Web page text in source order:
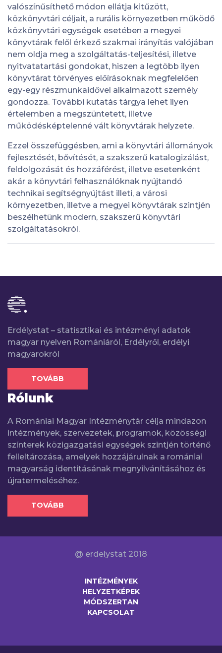
valószínűsíthető módon ellátja kitűzött,
közkönyvtári céljait, a rurális környezetben működő
közkönyvtári egységek esetében a megyei
könyvtárak felől érkező szakmai irányítás valójában
nem oldja meg a szolgáltatás-teljesítési, illetve
nyitvatatartási gondokat, hiszen a legtöbb ilyen
könyvtárat törvényes előírásoknak megfelelően
egy-egy részmunkaidővel alkalmazott személy
gondozza. További kutatás tárgya lehet ilyen
értelemben a megszüntetett, illetve
működésképtelenné vált könyvtárak helyzete.
Ezzel összefüggésben, ami a könyvtári állományok
fejlesztését, bővítését, a szakszerű katalogizálást,
feldolgozását és hozzáférést, illetve esetenként
akár a könyvtári felhasználóknak nyújtandó
technikai segítségnyújtást illeti, a városi
környezetben, illetve a megyei könyvtárak szintjén
beszélhetünk modern, szakszerű könyvtári
szolgáltatásokról.
Erdélystat – statisztikai és intézményi adatok
magyar nyelven Romániáról, Erdélyről, erdélyi
magyarokról
TOVÁBB
Rólunk
A Romániai Magyar Intézménytár célja mindazon
intézmények, szervezetek, programok, közösségi
színterek közigazgatási egységek szintjén történő
felleltározása, amelyek hozzájárulnak a romániai
magyarság identitásának megnyilvánításához és
újratermeléséhez.
TOVÁBB
@ erdelystat 2018
INTÉZMÉNYEK
HELYZETKÉPEK
MÓDSZERTAN
KAPCSOLAT